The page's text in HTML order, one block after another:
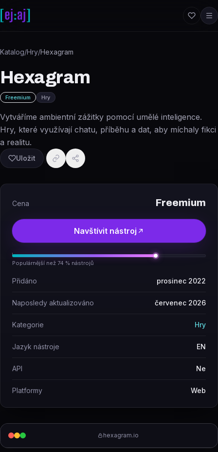
Katalog/Hry/Hexagram
Hexagram
Freemium Hry
Vytváříme ambientní zážitky pomocí umělé inteligence.
Hry, které využívají chatu, příběhu a dat, aby míchaly fikci
a realitu.
Uložit
hexagram.io
Cena Freemium
Navštívit nástroj
Populárnější než 74 % nástrojů
Přidáno prosinec 2022
Naposledy aktualizováno červenec 2026
Kategorie Hry
Jazyk nástroje EN
API Ne
Platformy Web